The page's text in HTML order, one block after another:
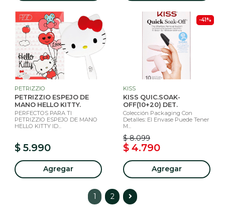
PETRIZZIO
PETRIZZIO ESPEJO DE
MANO HELLO KITTY.
PERFECTOS PARA TI
PETRIZZIO ESPEJO DE MANO
HELLO KITTY ID...
$ 5.990
Agregar
-41%
KISS
KISS QUIC.SOAK-
OFF(10+20) DET.
Colección Packaging Con
Detalles: El Envase Puede Tener
M...
$ 8.099
$ 4.790
Agregar
1 2